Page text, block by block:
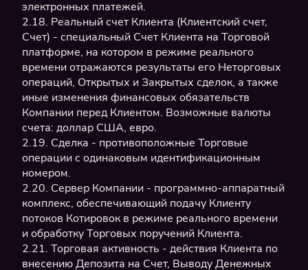
электронных платежей.
2.18. Реальный счет Клиента (Клиентский счет,
Счет) - специальный Счет Клиента на Торговой
платформе, на котором в режиме реального
времени отражаются результаты его Неторговых
операций, Открытых и Закрытых сделок, а также
иные изменения финансовых обязательств
Компании перед Клиентом. Возможные валюты
счета: доллар США, евро.
2.19. Сделка - противоположные Торговые
операции с одинаковым идентификационным
номером.
2.20. Сервер Компании - программно-аппаратный
комплекс, обеспечивающий подачу Клиенту
потоков Котировок в режиме реального времени
и обработку Торговых поручений Клиента.
2.21. Торговая активность - действия Клиента по
внесению Депозита на Счет, Выводу Денежных